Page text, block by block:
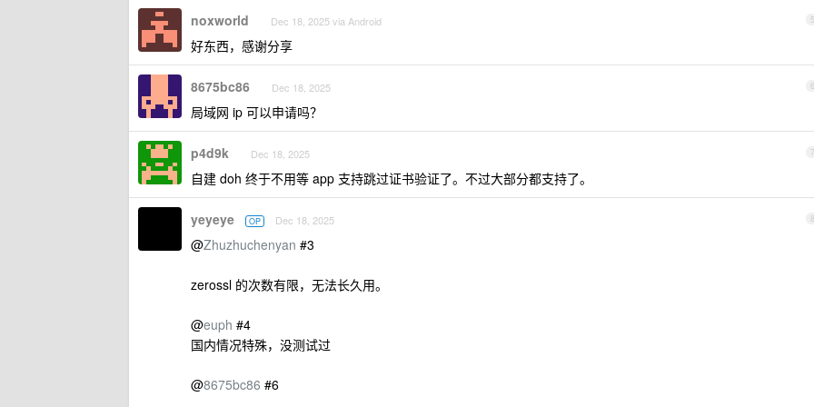
5
noxworld Dec 18, 2025 via Android
好东西，感谢分享
6
8675bc86 Dec 18, 2025
局域网 ip 可以申请吗？
7
p4d9k Dec 18, 2025
自建 doh 终于不用等 app 支持跳过证书验证了。不过大部分都支持了。
8
yeyeye OP Dec 18, 2025
@Zhuzhuchenyan #3
zerossl 的次数有限，无法长久用。
@euph #4
国内情况特殊，没测试过
@8675bc86 #6